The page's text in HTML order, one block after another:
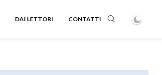
DAI LETTORI CONTATTI